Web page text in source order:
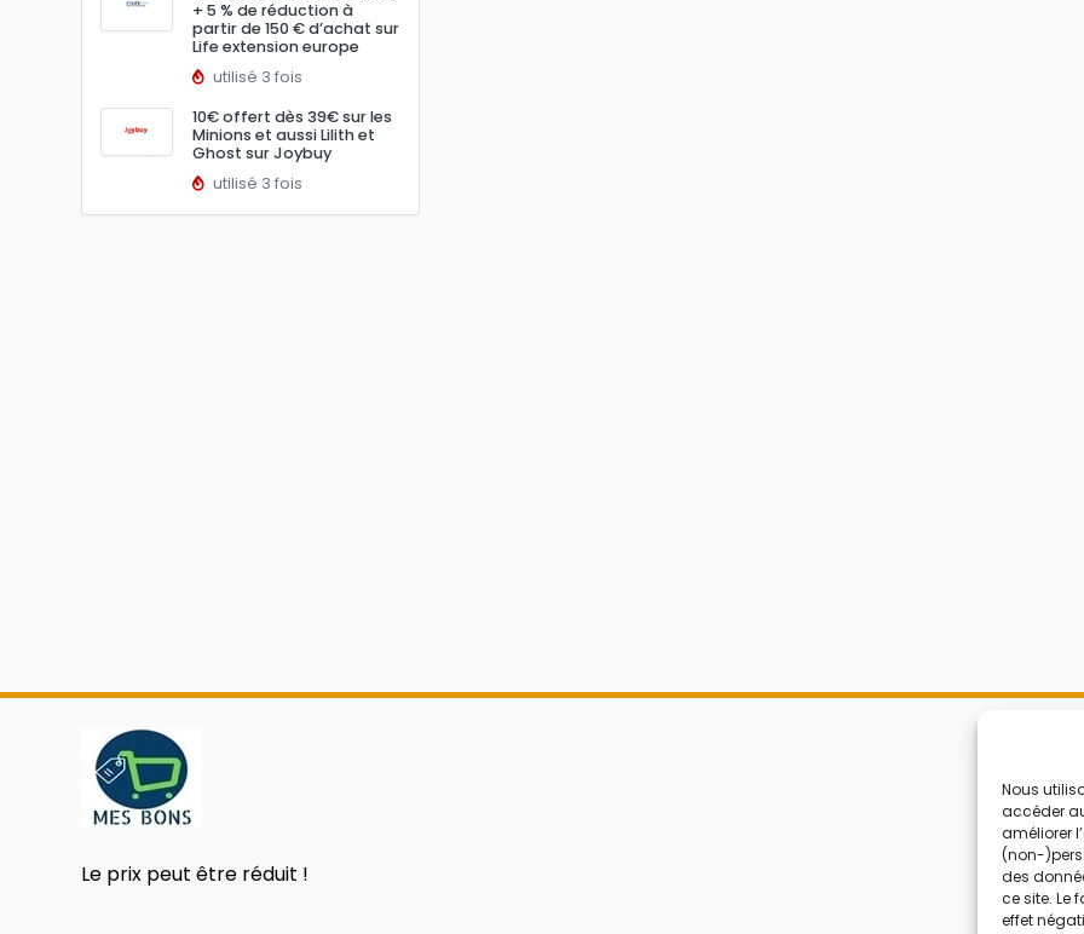
Nous
accéder
améliorer
(non-
des
ce site. Le
effet
+ 5 % de réduction à
partir de 150 € d’achat sur
Life extension europe
utilisé 3 fois
10€ offert dès 39€ sur les
Minions et aussi Lilith et
Ghost sur Joybuy
utilisé 3 fois
Le prix peut être réduit !